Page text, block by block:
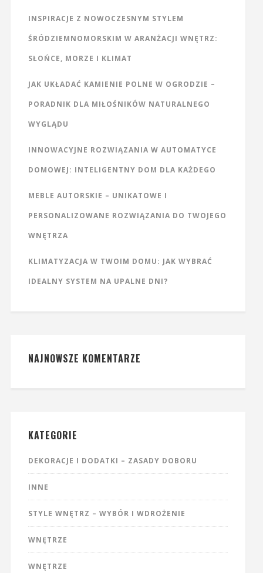
INSPIRACJE Z NOWOCZESNYM STYLEM
ŚRÓDZIEMNOMORSKIM W ARANŻACJI WNĘTRZ:
SŁOŃCE, MORZE I KLIMAT
JAK UKŁADAĆ KAMIENIE POLNE W OGRODZIE –
PORADNIK DLA MIŁOŚNIKÓW NATURALNEGO
WYGLĄDU
INNOWACYJNE ROZWIĄZANIA W AUTOMATYCE
DOMOWEJ: INTELIGENTNY DOM DLA KAŻDEGO
MEBLE AUTORSKIE – UNIKATOWE I
PERSONALIZOWANE ROZWIĄZANIA DO TWOJEGO
WNĘTRZA
KLIMATYZACJA W TWOIM DOMU: JAK WYBRAĆ
IDEALNY SYSTEM NA UPALNE DNI?
NAJNOWSZE KOMENTARZE
KATEGORIE
DEKORACJE I DODATKI – ZASADY DOBORU
INNE
STYLE WNĘTRZ – WYBÓR I WDROŻENIE
WNĘTRZE
WNĘTRZE